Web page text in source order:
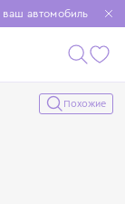
автомобиль
000 ₽
еще удобнее
Похожие